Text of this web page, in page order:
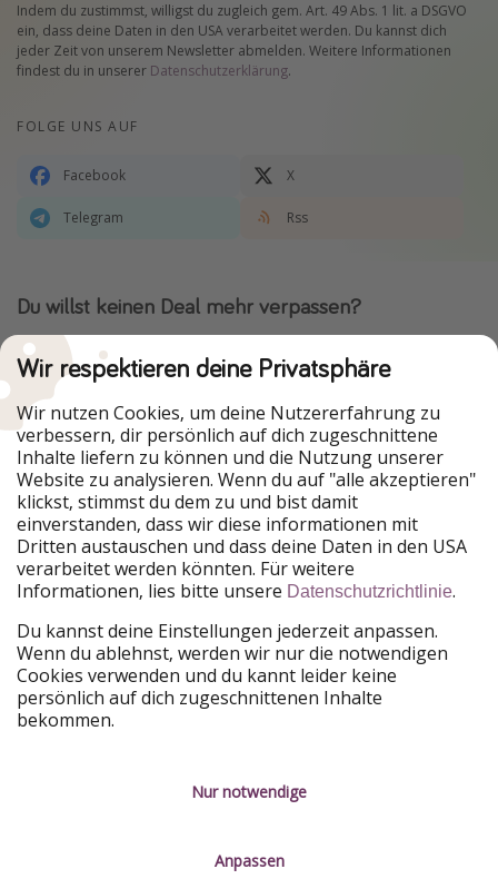
Indem du zustimmst, willigst du zugleich gem. Art. 49 Abs. 1 lit. a DSGVO
ein, dass deine Daten in den USA verarbeitet werden. Du kannst dich
jeder Zeit von unserem Newsletter abmelden. Weitere Informationen
findest du in unserer Datenschutzerklärung.
FOLGE UNS AUF
Facebook X
Telegram Rss
Du willst keinen Deal mehr verpassen?
Dann lade unsere App herunter.
Urlaubspiraten ist Teil der HolidayPirates Group
Unsere Märkte
PiratinViaggio
HolidayPirates
VakantiePiraten
WakacyjniPiraci
VoyagesPirates
Ferienpiraten
Urlaubspiraten
ViajerosPiratas
Unsere Gruppe
HolidayPirates Group
Lerne uns kennen
Service-Kontrolle
Wir respektieren deine Privatsphäre
Wir nutzen Cookies, um deine Nutzererfahrung zu
verbessern, dir persönlich auf dich zugeschnittene
Inhalte liefern zu können und die Nutzung unserer
Website zu analysieren. Wenn du auf "alle akzeptieren"
klickst, stimmst du dem zu und bist damit
einverstanden, dass wir diese informationen mit
Dritten austauschen und dass deine Daten in den USA
verarbeitet werden könnten. Für weitere
Informationen, lies bitte unsere Datenschutzrichtlinie.
Du kannst deine Einstellungen jederzeit anpassen.
Wenn du ablehnst, werden wir nur die notwendigen
Cookies verwenden und du kannt leider keine
persönlich auf dich zugeschnittenen Inhalte
bekommen.
Nur notwendige
Anpassen